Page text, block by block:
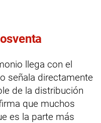
llega con el
señala directamente
de la distribución
que muchos
es la parte más